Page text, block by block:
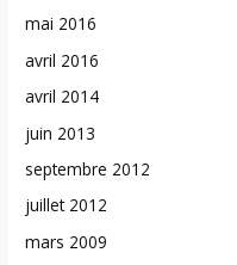
mai 2016
avril 2016
avril 2014
juin 2013
septembre 2012
juillet 2012
mars 2009